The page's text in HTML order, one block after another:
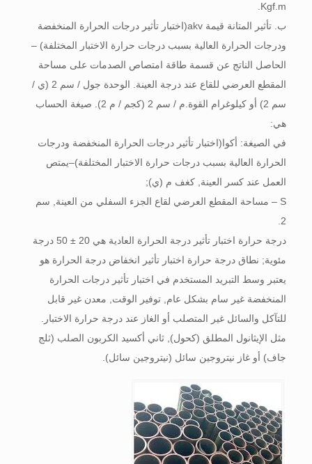
Kgf.m.
ب. تأثير المتانة قيمة akv(اختبار تأثير درجات الحرارة المنخفضة
ودرجات الحرارة العالية بسبب درجات حرارة الاختبار المختلفة) –
الحاصل الناتج عن قسمة طاقة امتصاص الصدمات على مساحة
المقطع العرضي للقاع عند درجة العينة. الوحدة جول / سم 2 (ي /
سم 2) أو كيلوغرام القوة.م / سم 2 (كجم / م 2). صيغة الحساب
هي:
في الصيغة: أكوا(اختبار تأثير درجات الحرارة المنخفضة ودرجات
الحرارة العالية بسبب درجات حرارة الاختبار المختلفة)–يمتص
العمل عند كسر العينة, كغف م (ي);
S – مساحة المقطع العرضي لقاع الجزء السفلي من العينة, سم
2.
درجة حرارة اختبار تأثير درجة الحرارة العادية هي 20 ± 50 درجة
مئوية; نطاق درجة حرارة اختبار تأثير انخفاض درجة الحرارة هو
يعتبر وسط التبريد المستخدم في اختبار تأثير درجات الحرارة
المنخفضة غير سام بشكل عام, توفير الوقت, معدن غير قابل
للتآكل والسائل غير المتصلب أو الغاز عند درجة حرارة الاختبار.
مثل الإيثانول المطلق (كحول), ثاني أكسيد الكربون الصلب (ثلج
جاف) أو غاز نيتروجين سائل (نيتروجين سائل).